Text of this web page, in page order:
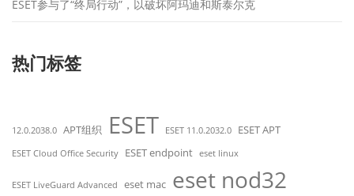
ESET参与了“终局行动”，以破坏阿玛迪和斯泰尔克
热门标签
12.0.2038.0 APT组织 ESET ESET 11.0.2032.0 ESET APT
ESET Cloud Office Security ESET endpoint eset linux
ESET LiveGuard Advanced eset mac eset nod32